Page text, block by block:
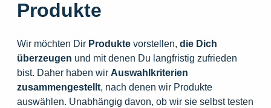
Produkte
Wir möchten Dir Produkte vorstellen, die Dich
überzeugen und mit denen Du langfristig zufrieden
bist. Daher haben wir Auswahlkriterien
zusammengestellt, nach denen wir Produkte
auswählen. Unabhängig davon, ob wir sie selbst testen